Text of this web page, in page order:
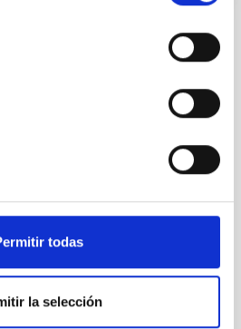
todas
la selección
people with
talent.